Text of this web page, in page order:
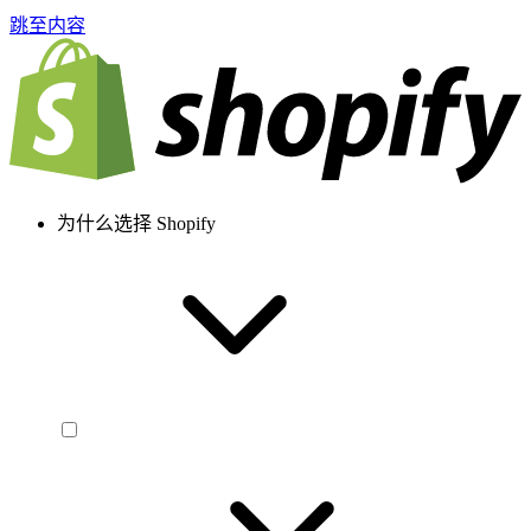
跳至内容
为什么选择 Shopify